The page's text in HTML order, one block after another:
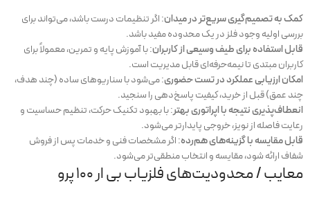
کمک به تصمیم‌گیری سریع‌تر در میدان: اگر تنظیمات درست باشد، می‌تواند برای
بررسی اولیه وجود فلز در یک محدوده مفید باشد.
قابل استفاده برای طیف وسیعی از کاربران: با آموزش پایه و تمرین، معمولاً برای
کاربران مبتدی تا نیمه‌حرفه‌ای قابل مدیریت است.
امکان ارزیابی عملکرد در تست حضوری: می‌شود با سناریوهای ساده (چند هدف،
چند عمق) قبل از خرید، کیفیت پاسخ‌دهی را سنجید.
انعطاف‌پذیری نتیجه با اپراتوری بهتر: با بهبود تکنیک حرکت، تنظیم حساسیت و
رعایت فاصله از نویز، خروجی پایدارتر می‌شود.
قابل مقایسه با گزینه‌های هم‌رده: اگر مشخصات فنی و خدمات پس از فروش
شفاف ارائه شود، مقایسه و انتخاب منطقی‌تر می‌شود.
معایب / محدودیت‌های فلزیاب بی ار 100 پرو